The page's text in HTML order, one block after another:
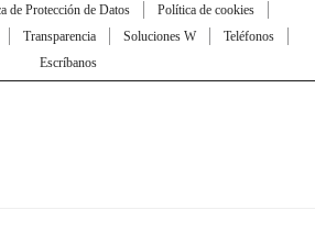
de Protección de Datos
Política de cookies
Transparencia Soluciones W
Teléfonos
Escríbanos